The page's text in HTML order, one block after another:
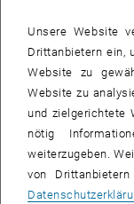
Der (astronomische)
begonnen, schon
Nächte, als in einem
Unsere Website
Drittanbietern ein,
Website zu
Website zu
und zielgerichtete
nötig
weiterzugeben.
von